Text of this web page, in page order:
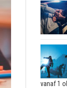
vanaf 1